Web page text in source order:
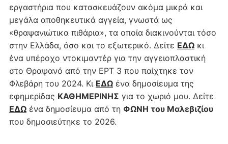
εργαστήρια που κατασκευάζουν ακόμα μικρά και
μεγάλα αποθηκευτικά αγγεία, γνωστά ως
«θραψανιώτικα πιθάρια», τα οποία διακινούνται τόσο
στην Ελλάδα, όσο και το εξωτερικό. Δείτε ΕΔΩκι
ένα υπέροχο ντοκιμαντέρ για την αγγειοπλαστική
στο Θραψανό από την ΕΡΤ 3 που παίχτηκε τον
Φλεβάρη του 2024. Κι ΕΔΩένα δημοσίευμα της
εφημερίδας ΚΑΘΗΜΕΡΙΝΗΣ για το χωριό μου. Δείτε
ΕΔΩένα δημοσίευμα από τη ΦΩΝΗ του Μαλεβιζίου
που δημοσιεύτηκε το 2026.